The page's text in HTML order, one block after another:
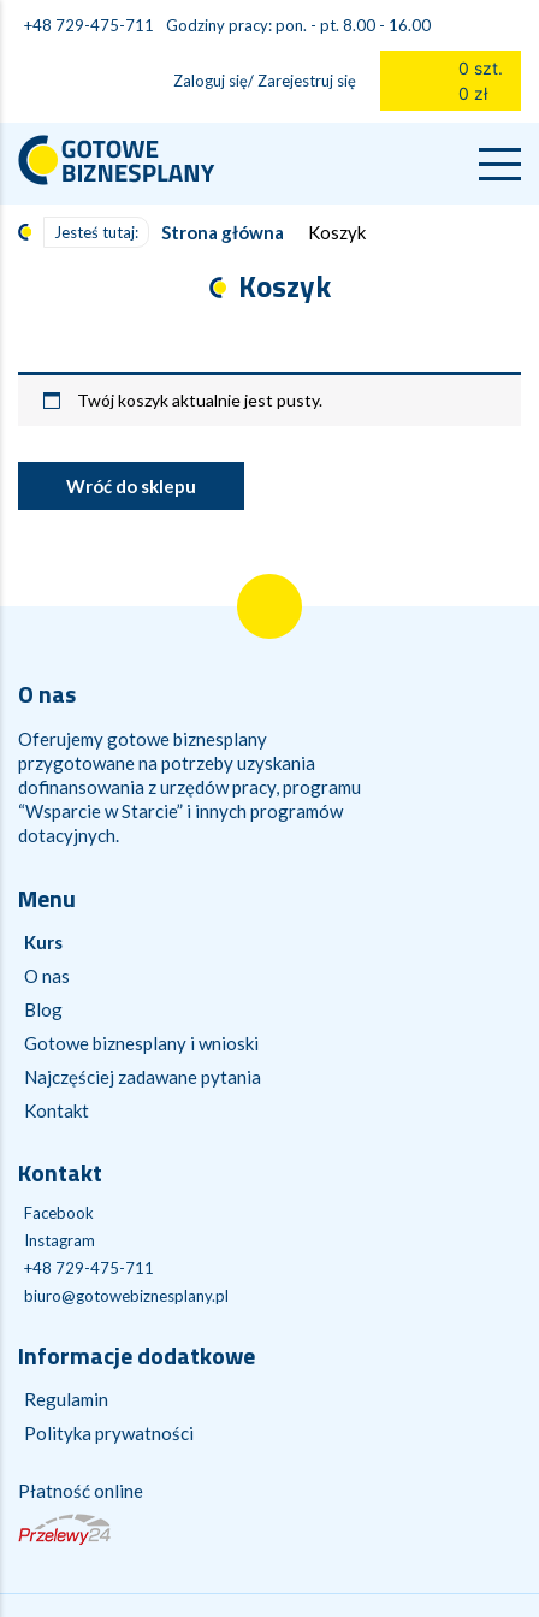
+48 729-475-711 Godziny pracy: pon. - pt. 8.00 - 16.00
Zaloguj się/ Zarejestruj się
0 szt.
0 zł
Jesteś tutaj: Strona główna Koszyk
Koszyk
Twój koszyk aktualnie jest pusty.
Wróć do sklepu
O nas
Oferujemy gotowe biznesplany
przygotowane na potrzeby uzyskania
dofinansowania z urzędów pracy, programu
“Wsparcie w Starcie” i innych programów
dotacyjnych.
Menu
Kurs
O nas
Blog
Gotowe biznesplany i wnioski
Najczęściej zadawane pytania
Kontakt
Kontakt
Facebook
Instagram
+48 729-475-711
biuro@gotowebiznesplany.pl
Informacje dodatkowe
Regulamin
Polityka prywatności
Płatność online